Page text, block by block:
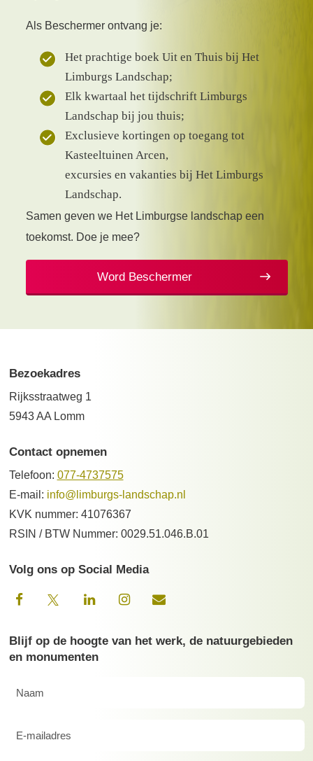
Als Beschermer ontvang je:
Het prachtige boek Uit en Thuis bij Het
Limburgs Landschap;
Elk kwartaal het tijdschrift Limburgs
Landschap bij jou thuis;
Exclusieve kortingen op toegang tot
Kasteeltuinen Arcen,
excursies en vakanties bij Het Limburgs
Landschap.
Samen geven we Het Limburgse landschap een
toekomst. Doe je mee?
Word Beschermer
Bezoekadres
Rijksstraatweg 1
5943 AA Lomm
Contact opnemen
Telefoon: 077-4737575
E-mail: info@limburgs-landschap.nl
KVK nummer: 41076367
RSIN / BTW Nummer: 0029.51.046.B.01
Volg ons op Social Media
Blijf op de hoogte van het werk, de natuurgebieden
en monumenten